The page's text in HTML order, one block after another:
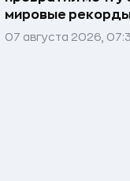
мировые рекорды
07 августа 2026,